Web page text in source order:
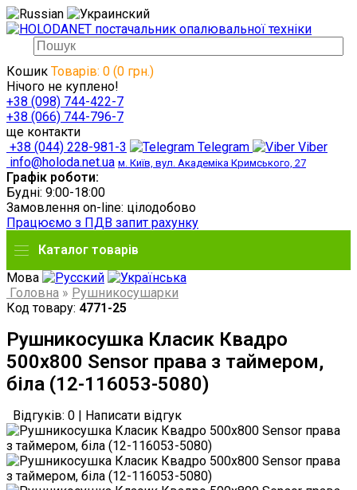
Кошик Товарів: 0 (0 грн.)
Нічого не куплено!
+38 (098) 744-422-7
+38 (066) 744-796-7
ще контакти
+38 (044) 228-981-3
Telegram
Viber
info@holoda.net.ua м. Київ, вул. Академіка Кримського, 27
Графік роботи:
Будні: 9:00-18:00
Замовлення on-line: цілодобово
Працюємо з ПДВ запит рахунку
Каталог товарів
Мова
Головна » Рушникосушарки
Код товару: 4771-25
Рушникосушка Класик Квадро
500х800 Sensor права з таймером,
біла (12-116053-5080)
Відгуків: 0 Написати відгук